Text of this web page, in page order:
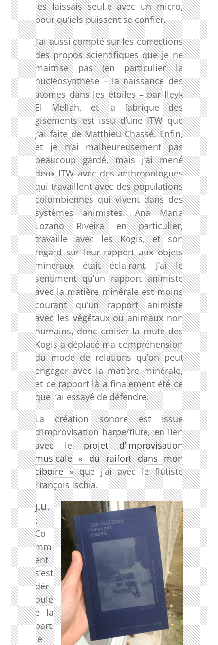
les laissais seul.e avec un micro,
pour qu’iels puissent se confier.
J’ai aussi compté sur les corrections
des propos scientifiques que je ne
maitrise pas (en particulier la
nucléosynthèse – la naissance des
atomes dans les étoiles – par Ileyk
El Mellah, et la fabrique des
gisements est issu d’une ITW que
j’ai faite de Matthieu Chassé. Enfin,
et je n’ai malheureusement pas
beaucoup gardé, mais j’ai mené
deux ITW avec des anthropologues
qui travaillent avec des populations
colombiennes qui vivent dans des
systèmes animistes. Ana Maria
Lozano Riveira en particulier,
travaille avec les Kogis, et son
regard sur leur rapport aux objets
minéraux était éclairant. J’ai le
sentiment qu’un rapport animiste
avec la matière minérale est moins
courant qu’un rapport animiste
avec les végétaux ou animaux non
humains, donc croiser la route des
Kogis a déplacé ma compréhension
du mode de relations qu’on peut
engager avec la matière minérale,
et ce rapport là a finalement été ce
que j’ai essayé de défendre.
La création sonore est issue
d’improvisation harpe/flute, en lien
avec leprojet d’improvisation
musicale « du raifort dans mon
ciboire »que j’ai avec le flutiste
François Ischia.
J.U.
:
Co
mm
ent
s’est
dér
oulé
e la
part
ie